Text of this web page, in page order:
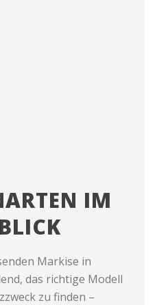
IM
Markise in
das richtige Modell
zu finden –